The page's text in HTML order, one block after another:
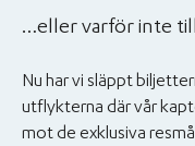
…eller varför inte
Nu har vi släppt
utflykterna där vår
mot de exklusiva